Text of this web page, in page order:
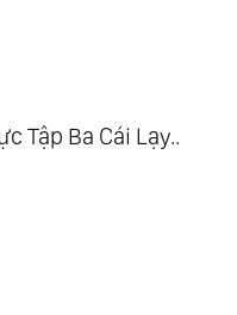
Tập Ba Cái Lạy..